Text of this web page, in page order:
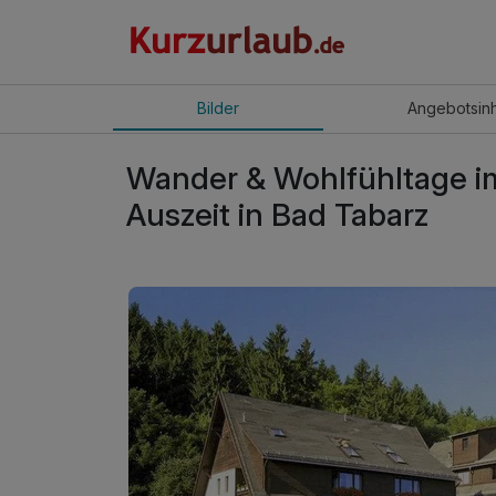
Bilder Angebot
Wander & Wohlfühltage
Auszeit in Bad Tabarz